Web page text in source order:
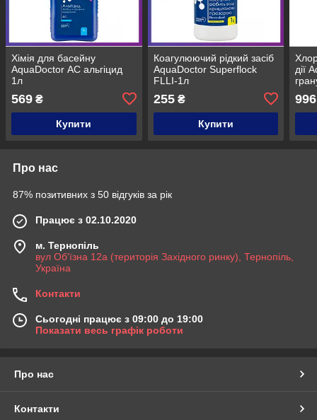
Хімія для басейну
AquaDoctor АС альгіцид
1л
569 ₴
Купити
Коагулюючий рідкий засіб
AquaDoctor Superflock
FLLI-1л
255₴
Купити
дії
996
Про нас
87% позитивних з 50 відгуків за рік
Працює з 02.10.2020
м. Тернопіль
вул Об'їзна 12а (територія Західного ринку), Тернопіль,
Україна
Контакти
Сьогодні працює з 09:00 до 19:00
Показати весь графік роботи
Про нас
Контакти